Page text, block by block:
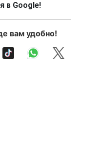
в Google!
вам удобно!